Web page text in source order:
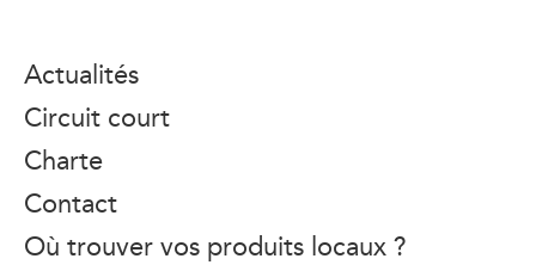
Actualités
Circuit court
Charte
Contact
Où trouver vos produits locaux ?